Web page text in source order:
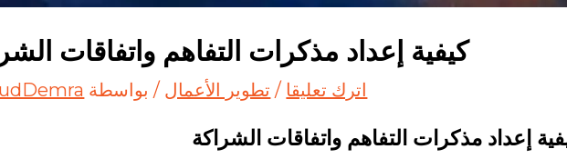
كيفية إعداد مذكرات التفاهم واتفاقات
اترك تعليقا / تطوير الأعمال / بواسطة
إعداد مذكرات التفاهم واتفاقات الشراكة